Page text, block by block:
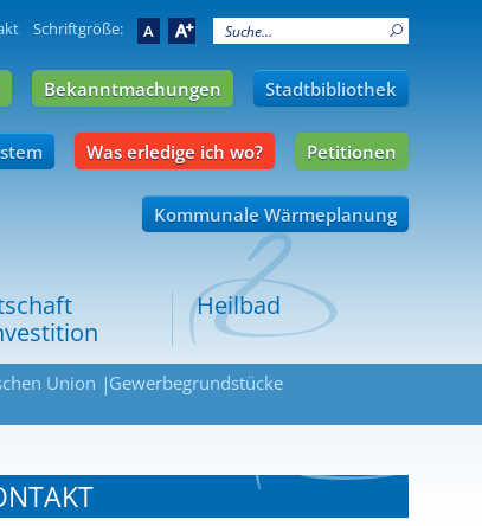
Schriftgröße: A A
Bekanntmachungen Stadtbibliothek
Was erledige ich wo? Petitionen
Kommunale Wärmeplanung
Heilbad
Union
Gewerbegrundstücke